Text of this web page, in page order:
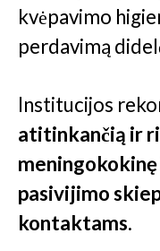
kvėpavimo
perdavimą
Institucijos
atitinkančią ir
pasivijimo
kontaktams.